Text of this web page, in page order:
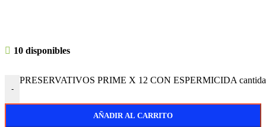
10 disponibles
-
PRESERVATIVOS PRIME X 12 CON ESPERMICIDA
AÑADIR AL CARRITO